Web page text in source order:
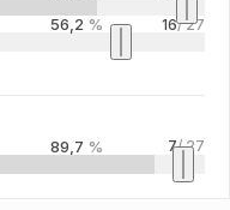
56,2 % 16/27
89,7 % 7/27